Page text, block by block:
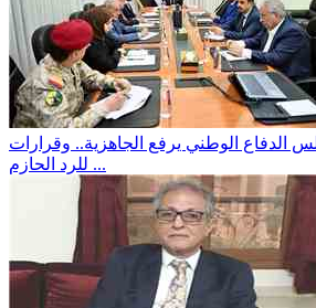
الدفاع الوطني يرفع الجاهزية.. وقرارات
للرد الحازم ...